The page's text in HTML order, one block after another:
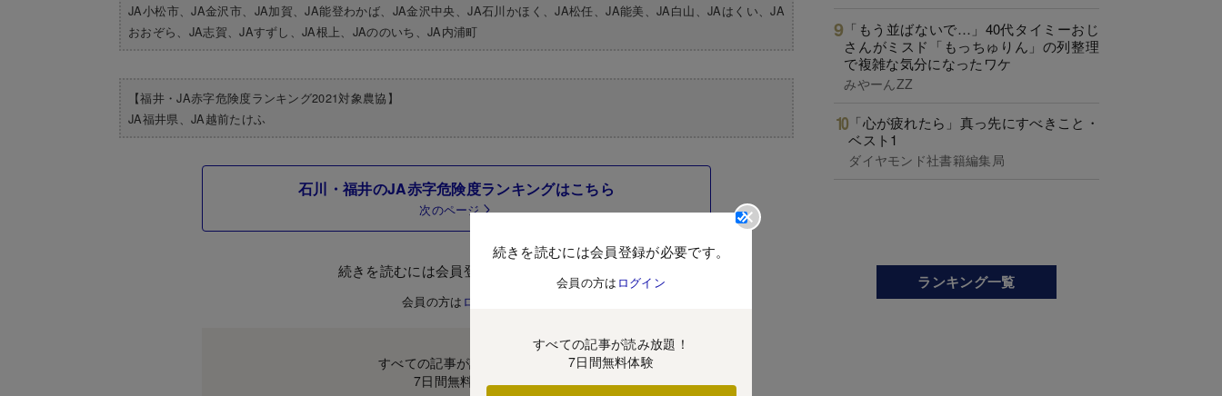
JA小松市、JA金沢市、JA加賀、JA能登わかば、JA金沢中央、JA石川かほく、JA松任、JA能美、JA白山、JAはくい、JA
おおぞら、JA志賀、JAすずし、JA根上、JAののいち、JA内浦町
【福井・JA赤字危険度ランキング2021対象農協】
​JA福井県、JA越前たけふ
石川・福井のJA赤字危険度ランキングはこちら
次のページ
続きを読むには会員登録が必要です。
会員の方は ログイン
すべての記事が読み放題！
7日間無料体験
続きを読むには会員登録が必要です。
会員の方は ログイン
すべての記事が読み放題！
7日間無料体験
「もう並ばないで…」40代タイミーおじ
さんがミスド「もっちゅりん」の列整理
で複雑な気分になったワケ
みやーんZZ
「心が疲れたら」真っ先にすべきこと・
ベスト1
ダイヤモンド社書籍編集局
ランキング一覧